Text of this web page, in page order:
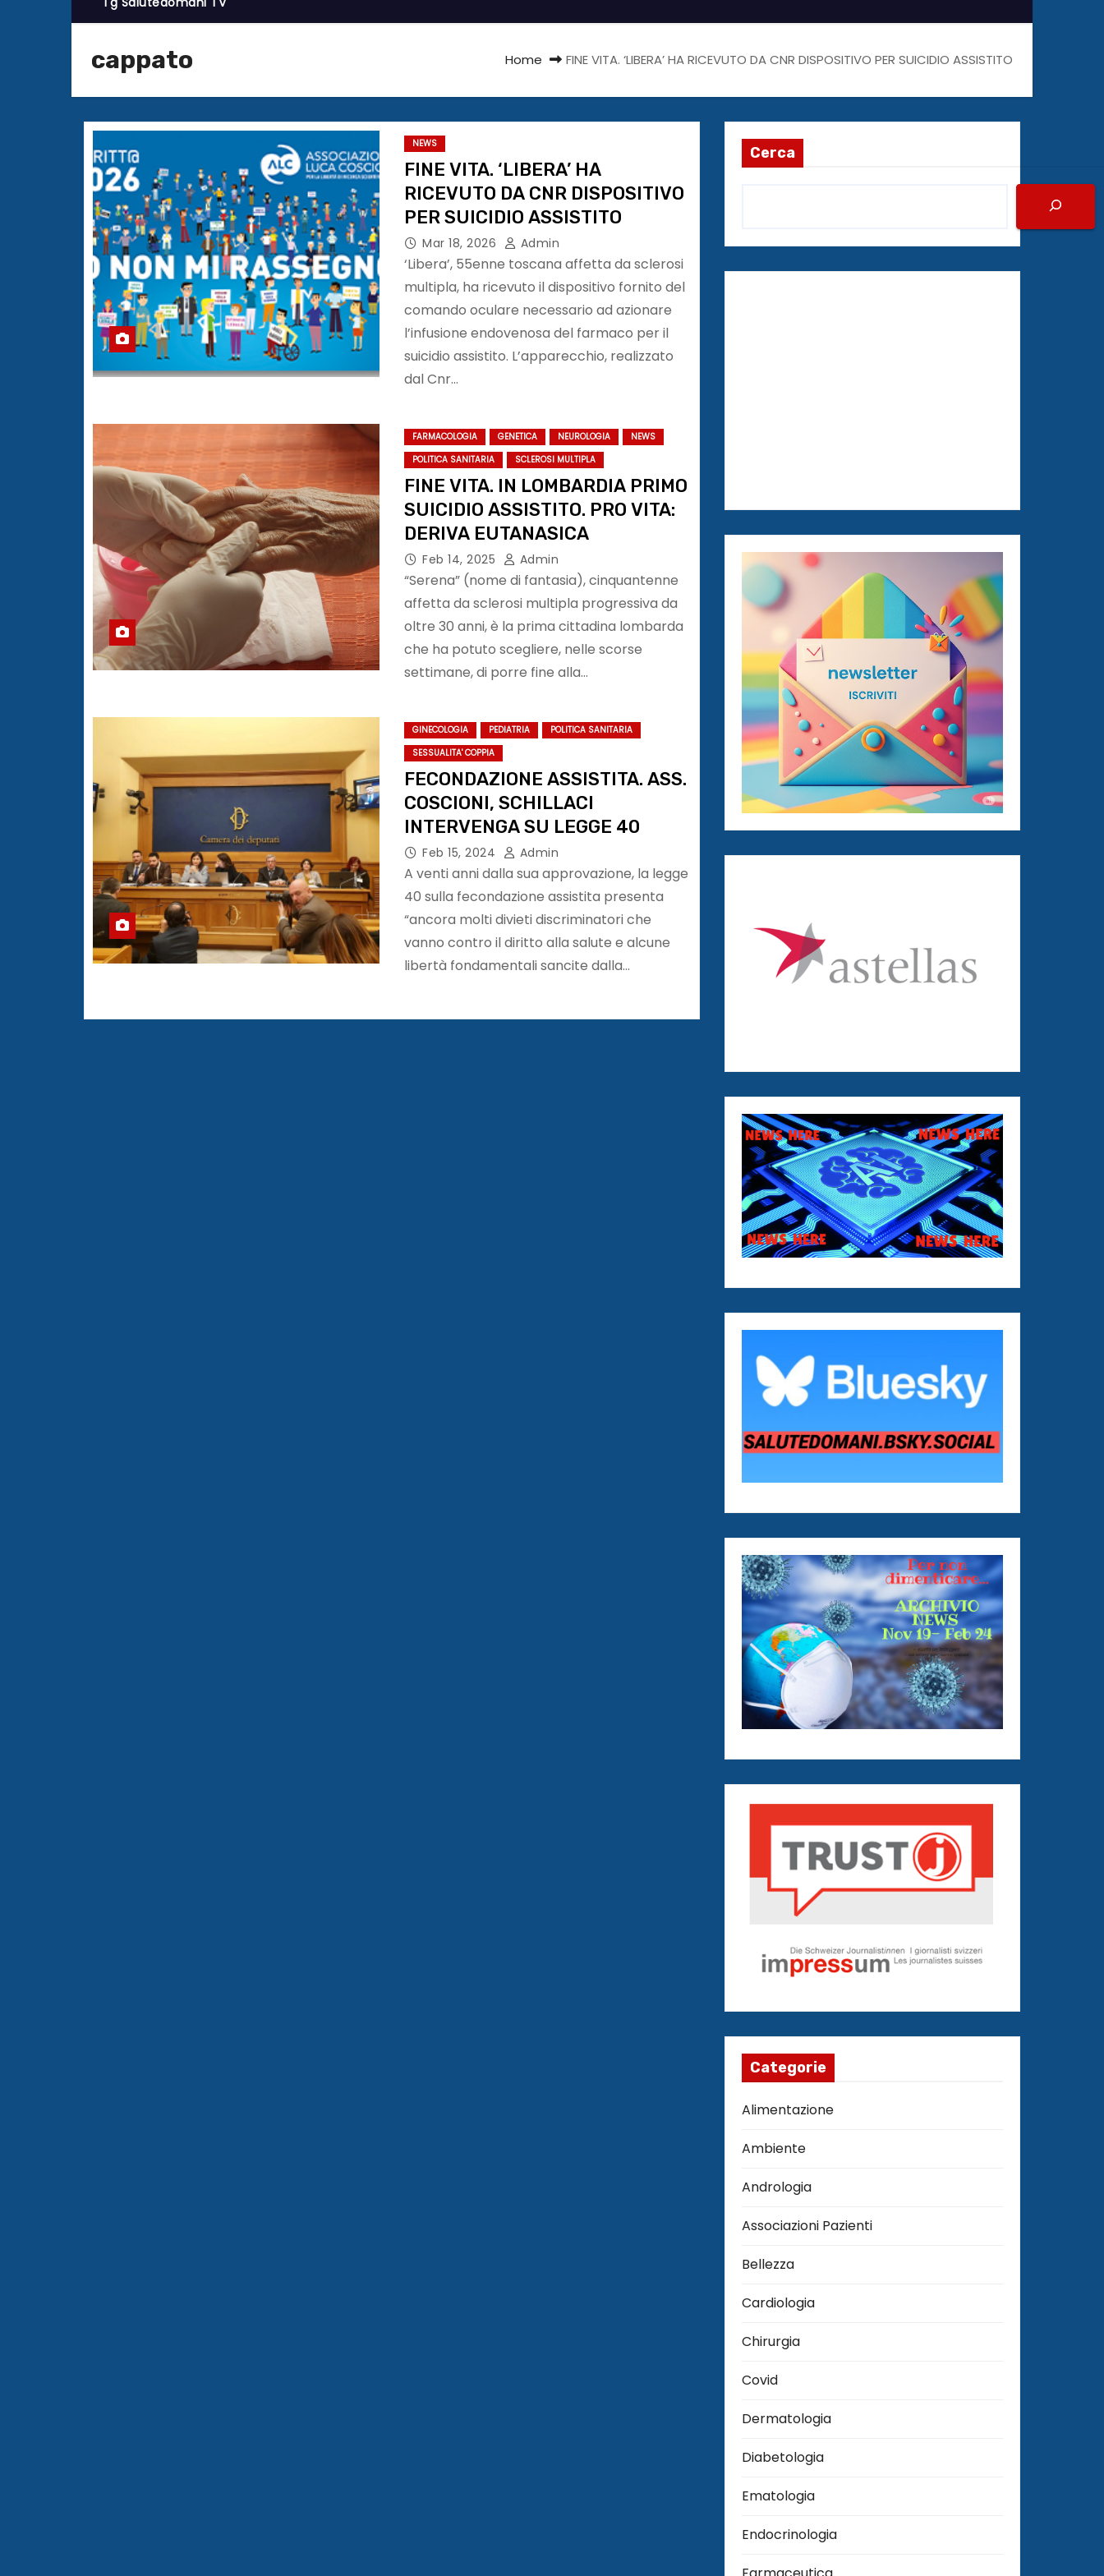
cappato Home FINE VITA. ‘LIBERA’ HA RICEVUTO DA CNR DISPOSITIVO PER SUICIDIO ASSISTITO
NEWS
FINE VITA. ‘LIBERA’ HA
RICEVUTO DA CNR DISPOSITIVO
PER SUICIDIO ASSISTITO
Mar 18, 2026 Admin
‘Libera’, 55enne toscana affetta da sclerosi
multipla, ha ricevuto il dispositivo fornito del
comando oculare necessario ad azionare
l’infusione endovenosa del farmaco per il
suicidio assistito. L’apparecchio, realizzato
dal Cnr…
FARMACOLOGIA GENETICA NEUROLOGIA
NEWS
POLITICA SANITARIA
SCLEROSI MULTIPLA
FINE VITA. IN LOMBARDIA PRIMO
SUICIDIO ASSISTITO. PRO VITA:
DERIVA EUTANASICA
Feb 14, 2025 Admin
“Serena” (nome di fantasia), cinquantenne
affetta da sclerosi multipla progressiva da
oltre 30 anni, è la prima cittadina lombarda
che ha potuto scegliere, nelle scorse
settimane, di porre fine alla…
GINECOLOGIA PEDIATRIA
POLITICA SANITARIA
SESSUALITA' COPPIA
FECONDAZIONE ASSISTITA. ASS.
COSCIONI, SCHILLACI
INTERVENGA SU LEGGE 40
Feb 15, 2024 Admin
A venti anni dalla sua approvazione, la legge
40 sulla fecondazione assistita presenta
“ancora molti divieti discriminatori che
vanno contro il diritto alla salute e alcune
libertà fondamentali sancite dalla…
Cerca
Categorie
Alimentazione
Ambiente
Andrologia
Associazioni Pazienti
Bellezza
Cardiologia
Chirurgia
Covid
Dermatologia
Diabetologia
Ematologia
Endocrinologia